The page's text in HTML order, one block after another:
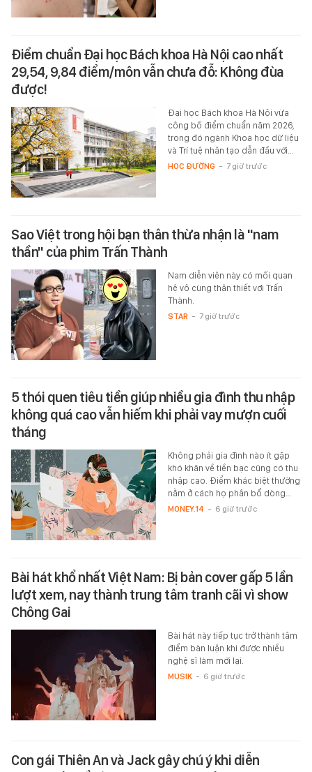
Điểm chuẩn Đại học Bách khoa Hà Nội cao nhất
29,54, 9,84 điểm/môn vẫn chưa đỗ: Không đùa
được!
Đại học Bách khoa Hà Nội vừa
công bố điểm chuẩn năm 2026,
trong đó ngành Khoa học dữ liệu
và Trí tuệ nhân tạo dẫn đầu với…
HỌC ĐƯỜNG - 7 giờ trước
Sao Việt trong hội bạn thân thừa nhận là "nam
thần" của phim Trấn Thành
Nam diễn viên này có mối quan
hệ vô cùng thân thiết với Trấn
Thành.
STAR - 7 giờ trước
5 thói quen tiêu tiền giúp nhiều gia đình thu nhập
không quá cao vẫn hiếm khi phải vay mượn cuối
tháng
Không phải gia đình nào ít gặp
khó khăn về tiền bạc cũng có thu
nhập cao. Điểm khác biệt thường
nằm ở cách họ phân bổ dòng…
MONEY.14 - 6 giờ trước
Bài hát khổ nhất Việt Nam: Bị bản cover gấp 5 lần
lượt xem, nay thành trung tâm tranh cãi vì show
Chông Gai
Bài hát này tiếp tục trở thành tâm
điểm bàn luận khi được nhiều
nghệ sĩ làm mới lại.
MUSIK - 6 giờ trước
Con gái Thiên An và Jack gây chú ý khi diễn